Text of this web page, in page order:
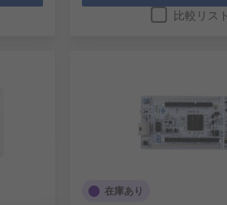
比較リスト
在庫あり